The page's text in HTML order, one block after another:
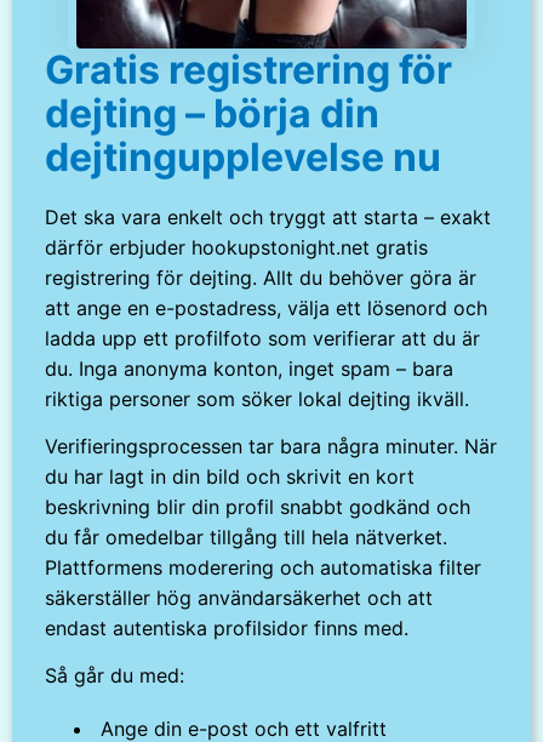
Gratis registrering för
dejting – börja din
dejtingupplevelse nu
Det ska vara enkelt och tryggt att starta – exakt
därför erbjuder hookupstonight.net gratis
registrering för dejting. Allt du behöver göra är
att ange en e-postadress, välja ett lösenord och
ladda upp ett profilfoto som verifierar att du är
du. Inga anonyma konton, inget spam – bara
riktiga personer som söker lokal dejting ikväll.
Verifieringsprocessen tar bara några minuter. När
du har lagt in din bild och skrivit en kort
beskrivning blir din profil snabbt godkänd och
du får omedelbar tillgång till hela nätverket.
Plattformens moderering och automatiska filter
säkerställer hög användarsäkerhet och att
endast autentiska profilsidor finns med.
Så går du med:
Ange din e-post och ett valfritt